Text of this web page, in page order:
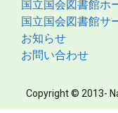
国立国会図書館ホ
国立国会図書館サ
お知らせ
お問い合わせ
Copyright © 2013-